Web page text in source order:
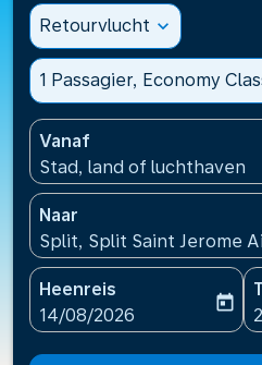
Retourvlucht expand_more
1 Passagier, Economy
Vanaf
Stad, land of luchthaven
Naar
Split, Split Saint Jerome
Heenreis
fc-booking-departure-
14/08/2026
today